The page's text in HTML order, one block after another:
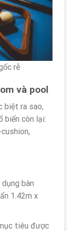
rễ
và pool
biệt ra sao,
biến còn lại:
bàn
1.42m x
tiêu được